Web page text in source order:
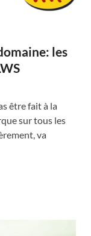
les
être fait à la
sur tous les
va